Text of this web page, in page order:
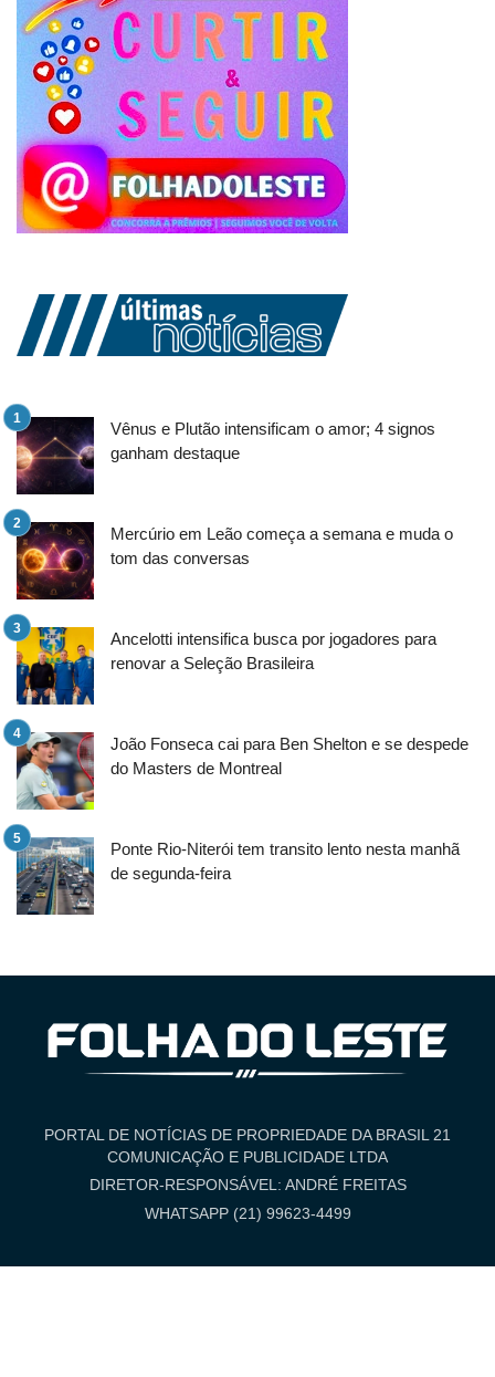
Vênus e Plutão intensificam o amor; 4 signos
ganham destaque
Mercúrio em Leão começa a semana e muda o
tom das conversas
Ancelotti intensifica busca por jogadores para
renovar a Seleção Brasileira
João Fonseca cai para Ben Shelton e se despede
do Masters de Montreal
Ponte Rio-Niterói tem transito lento nesta manhã
de segunda-feira
PORTAL DE NOTÍCIAS DE PROPRIEDADE DA BRASIL 21
COMUNICAÇÃO E PUBLICIDADE LTDA
DIRETOR-RESPONSÁVEL: ANDRÉ FREITAS
WHATSAPP (21) 99623-4499